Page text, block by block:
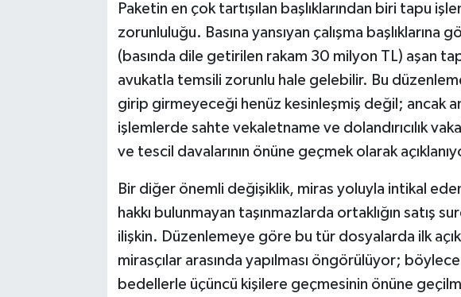
Paketin en çok tartışılan başlıklarından biri tapu
zorunluluğu. Basına yansıyan çalışma başlıklarına
(basında dile getirilen rakam 30 milyon TL) aşan
avukatla temsili zorunlu hale gelebilir. Bu
girip girmeyeceği henüz kesinleşmiş değil; ancak
işlemlerde sahte vekaletname ve dolandırıcılık
ve tescil davalarının önüne geçmek olarak
Bir diğer önemli değişiklik, miras yoluyla intikal
hakkı bulunmayan taşınmazlarda ortaklığın satış
ilişkin. Düzenlemeye göre bu tür dosyalarda ilk açık
mirasçılar arasında yapılması öngörülüyor;
bedellerle üçüncü kişilere geçmesinin önüne